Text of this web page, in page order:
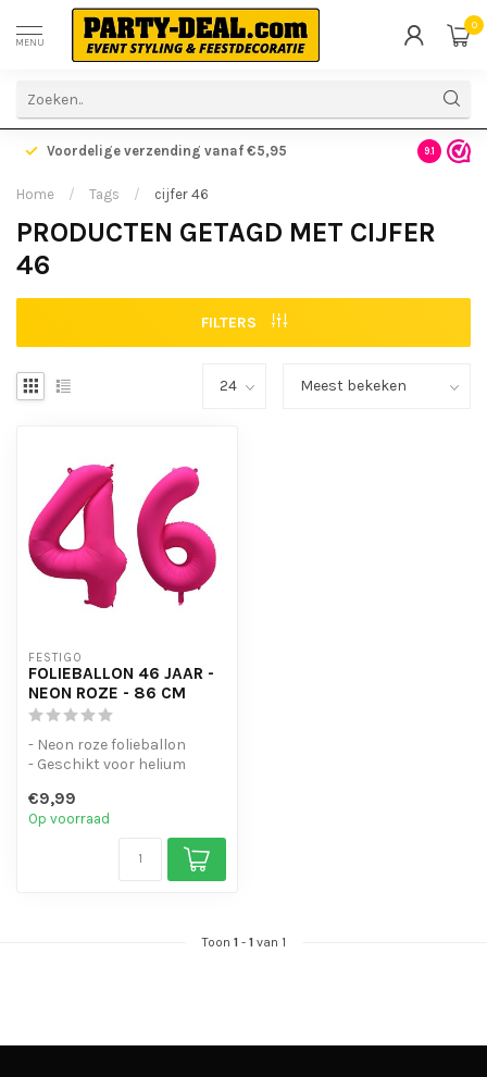
MENU
0
Voordelige verzending vanaf €5,95 Gratis
9.1
Home / Tags / cijfer 46
PRODUCTEN GETAGD MET CIJFER
46
FILTERS
FESTIGO
FOLIEBALLON 46 JAAR -
NEON ROZE - 86 CM
- Neon roze folieballon
- Geschikt voor helium
op te...
€9,99
Op voorraad
Toon 1- 1van 1